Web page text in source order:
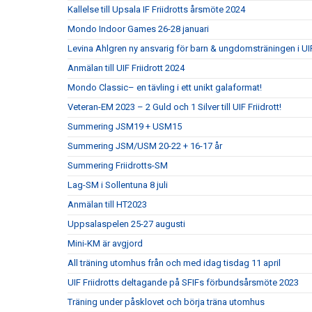
Kallelse till Upsala IF Friidrotts årsmöte 2024
Mondo Indoor Games 26-28 januari
Levina Ahlgren ny ansvarig för barn & ungdomsträningen i
Anmälan till UIF Friidrott 2024
Mondo Classic– en tävling i ett unikt galaformat!
Veteran-EM 2023 – 2 Guld och 1 Silver till UIF Friidrott!
Summering JSM19 + USM15
Summering JSM/USM 20-22 + 16-17 år
Summering Friidrotts-SM
Lag-SM i Sollentuna 8 juli
Anmälan till HT2023
Uppsalaspelen 25-27 augusti
Mini-KM är avgjord
All träning utomhus från och med idag tisdag 11 april
UIF Friidrotts deltagande på SFIFs förbundsårsmöte 2023
Träning under påsklovet och börja träna utomhus